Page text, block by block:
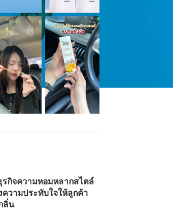
รกิจความหอมหลากสไตล์
ความประทับใจให้ลูกค้า
ลิ่น